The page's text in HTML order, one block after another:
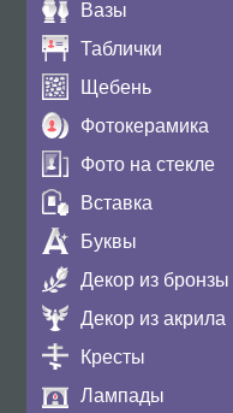
Вазы
Таблички
Щебень
Фотокерамика
Фото на стекле
Вставка
Буквы
Декор из бронзы
Декор из акрила
Кресты
Лампады